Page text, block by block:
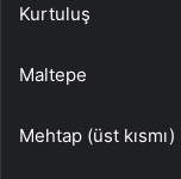
Kurtuluş
Maltepe
Mehtap (üst kısmı)